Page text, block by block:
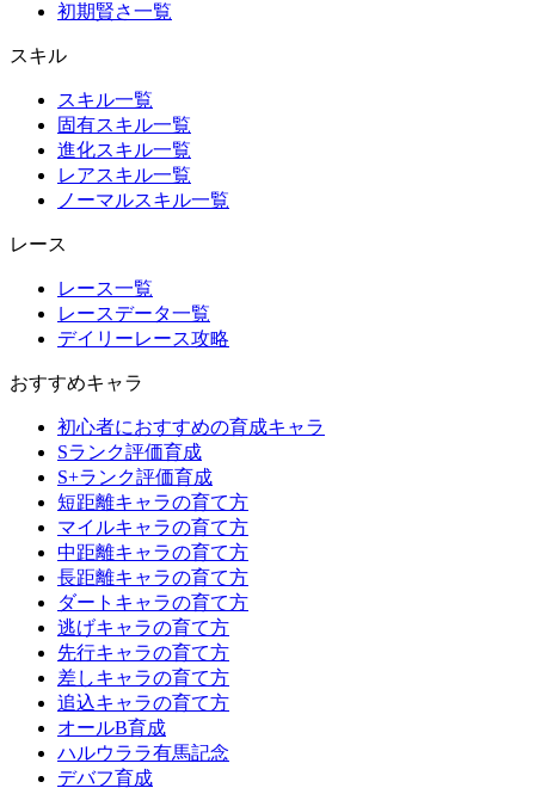
初期賢さ一覧
スキル
スキル一覧
固有スキル一覧
進化スキル一覧
レアスキル一覧
ノーマルスキル一覧
レース
レース一覧
レースデータ一覧
デイリーレース攻略
おすすめキャラ
初心者におすすめの育成キャラ
Sランク評価育成
S+ランク評価育成
短距離キャラの育て方
マイルキャラの育て方
中距離キャラの育て方
長距離キャラの育て方
ダートキャラの育て方
逃げキャラの育て方
先行キャラの育て方
差しキャラの育て方
追込キャラの育て方
オールB育成
ハルウララ有馬記念
デバフ育成